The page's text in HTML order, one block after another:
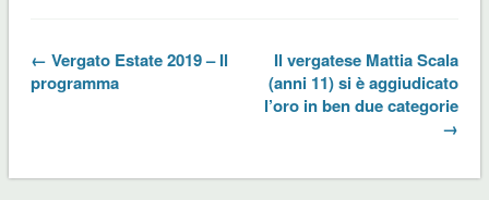
← Vergato Estate 2019 – Il
programma
Il vergatese Mattia Scala
(anni 11) si è aggiudicato
l’oro in ben due categorie
→